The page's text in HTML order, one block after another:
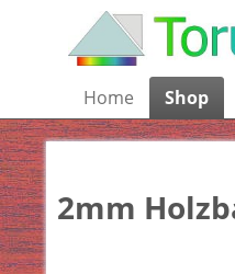
Home Shop
2mm